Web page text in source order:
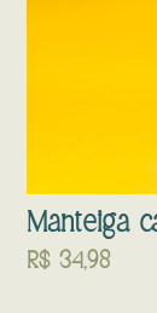
Manteiga
R$ 34,98